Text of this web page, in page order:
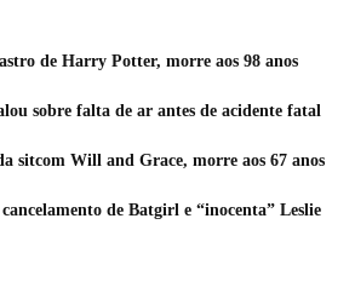
de Harry Potter, morre aos 98 anos
sobre falta de ar antes de acidente fatal
sitcom Will and Grace, morre aos 67 anos
de Batgirl e “inocenta” Leslie